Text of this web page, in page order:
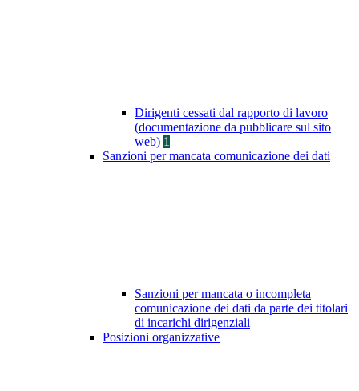
Dirigenti cessati dal rapporto di lavoro
(documentazione da pubblicare sul sito
web) 1
Sanzioni per mancata comunicazione dei dati
Sanzioni per mancata o incompleta
comunicazione dei dati da parte dei titolari
di incarichi dirigenziali
Posizioni organizzative